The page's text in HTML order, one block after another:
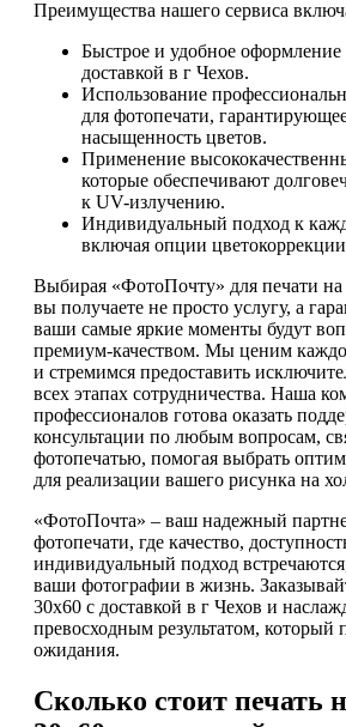
Преимущества нашего сервиса
Быстрое и удобное оформление
доставкой в г Чехов.
Использование
для фотопечати,
насыщенность цветов.
Применение
которые обеспечивают
к UV-излучению.
Индивидуальный подход к
включая опции
Выбирая «ФотоПочту» для печати на
вы получаете не просто услугу, а
ваши самые яркие моменты будут
премиум-качеством. Мы ценим
и стремимся предоставить
всех этапах сотрудничества. Наша
профессионалов готова оказать
консультации по любым вопросам,
фотопечатью, помогая выбрать
для реализации вашего рисунка на
«ФотоПочта» – ваш надежный
фотопечати, где качество,
индивидуальный подход
ваши фотографии в жизнь.
30х60 с доставкой в г Чехов и
превосходным результатом, который
ожидания.
Сколько стоит печать